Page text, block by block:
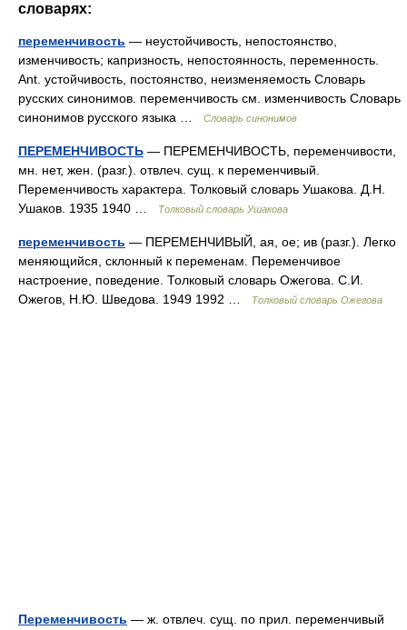
словарях:
переменчивость — неустойчивость, непостоянство,
изменчивость; капризность, непостоянность, переменность.
Ant. устойчивость, постоянство, неизменяемость Словарь
русских синонимов. переменчивость см. изменчивость Словарь
синонимов русского языка …
Словарь синонимов
ПЕРЕМЕНЧИВОСТЬ — ПЕРЕМЕНЧИВОСТЬ, переменчивости,
мн. нет, жен. (разг.). отвлеч. сущ. к переменчивый.
Переменчивость характера. Толковый словарь Ушакова. Д.Н.
Ушаков. 1935 1940 …
Толковый словарь Ушакова
переменчивость — ПЕРЕМЕНЧИВЫЙ, ая, ое; ив (разг.). Легко
меняющийся, склонный к переменам. Переменчивое
настроение, поведение. Толковый словарь Ожегова. С.И.
Ожегов, Н.Ю. Шведова. 1949 1992 …
Толковый словарь Ожегова
Переменчивость — ж. отвлеч. сущ. по прил. переменчивый